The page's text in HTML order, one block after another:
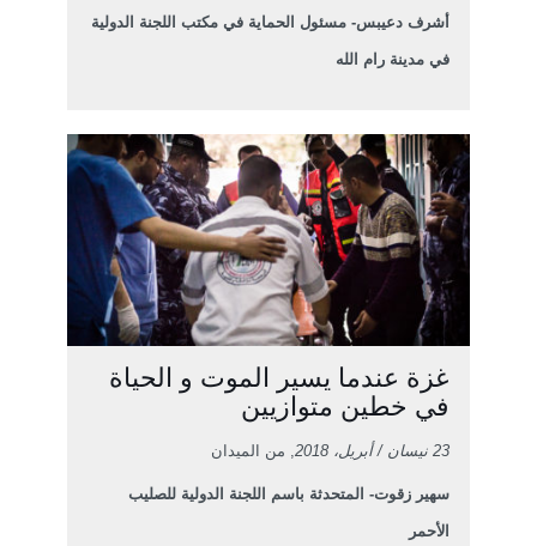
أشرف دعيبس- مسئول الحماية في مكتب اللجنة الدولية
في مدينة رام الله
غزة عندما يسير الموت و الحياة
في خطين متوازيين
23 نيسان / أبريل، 2018 , من الميدان
سهير زقوت- المتحدثة باسم اللجنة الدولية للصليب
الأحمر